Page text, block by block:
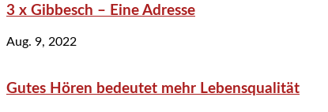
3 x Gibbesch – Eine Adresse
Aug. 9, 2022
Gutes Hören bedeutet mehr Lebensqualität